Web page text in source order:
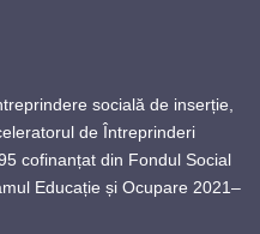
socială de inserție,
de Întreprinderi
cofinanțat din Fondul Social
Educație și Ocupare 2021–